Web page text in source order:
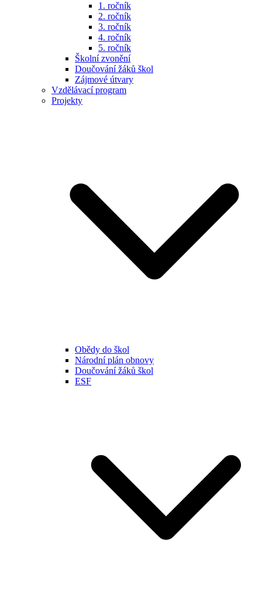
1. ročník
2. ročník
3. ročník
4. ročník
5. ročník
Školní zvonění
Doučování žáků škol
Zájmové útvary
Vzdělávací program
Projekty
Obědy do škol
Národní plán obnovy
Doučování žáků škol
ESF